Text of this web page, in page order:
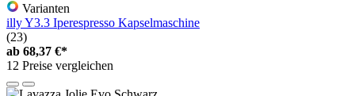
Varianten
illy Y3.3 Iperespresso Kapselmaschine
(23)
ab 68,37 €*
12 Preise vergleichen